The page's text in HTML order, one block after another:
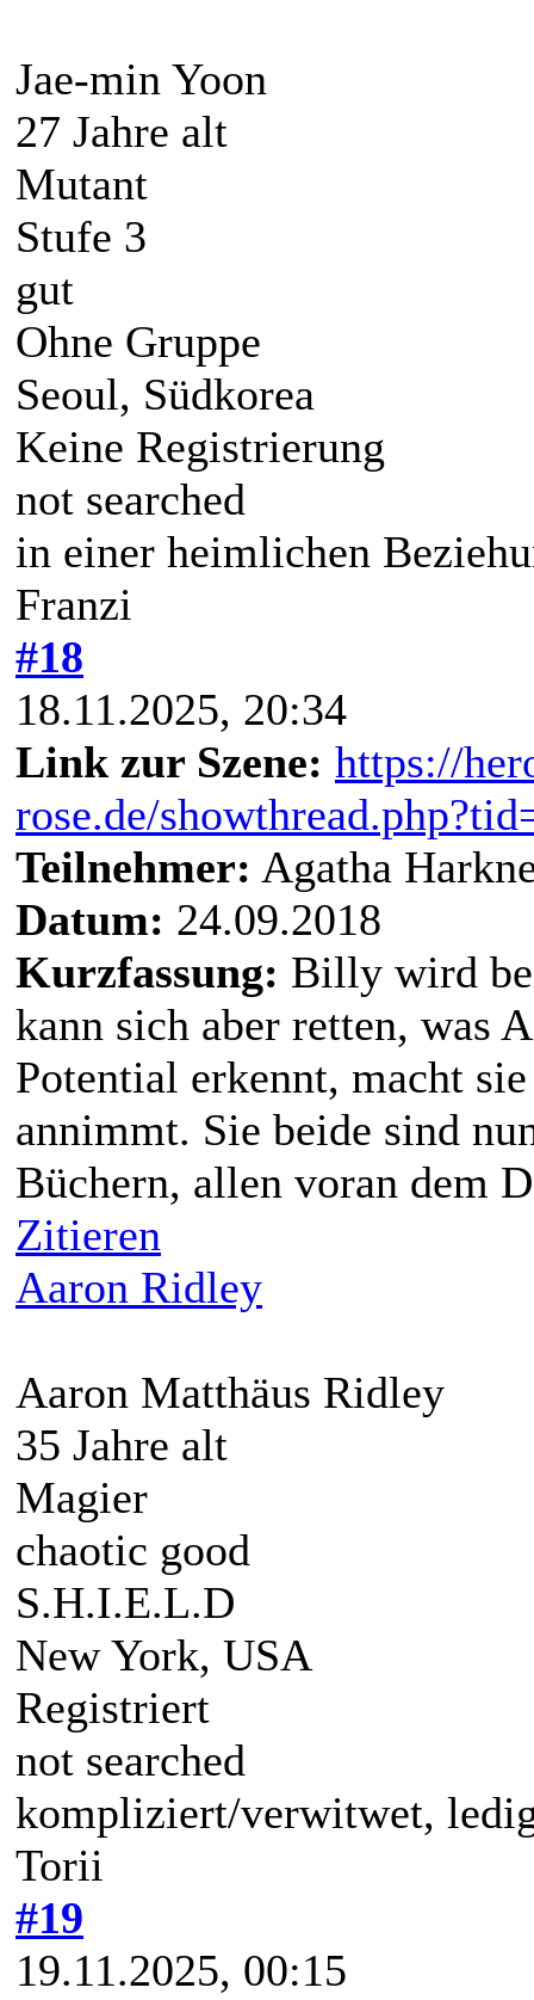
Jae-min Yoon
27 Jahre alt
Mutant
Stufe 3
gut
Ohne Gruppe
Seoul, Südkorea
Keine Registrierung
not searched
in einer heimlichen
Franzi
#18
18.11.2025, 20:34
Link zur Szene: https://
rose.de/
Teilnehmer: Agatha
Datum: 24.09.2018
Kurzfassung: Billy wird
kann sich aber retten, was
Potential erkennt, macht
annimmt. Sie beide sind
Büchern, allen voran dem
Zitieren
Aaron Ridley
Aaron Matthäus Ridley
35 Jahre alt
Magier
chaotic good
S.H.I.E.L.D
New York, USA
Registriert
not searched
kompliziert/verwitwet,
Torii
#19
19.11.2025, 00:15